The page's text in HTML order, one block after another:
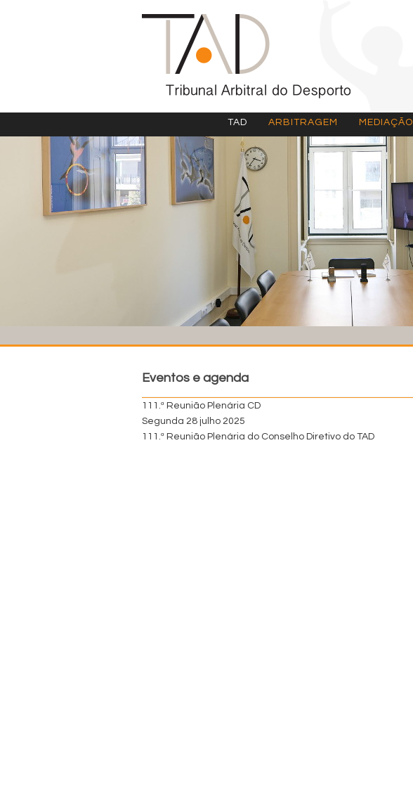
TAD ARBITRAGEM MEDIAÇÃO
Eventos e agenda
111.ª Reunião Plenária CD
Segunda 28 julho 2025
111.ª Reunião Plenária do Conselho Diretivo do TAD